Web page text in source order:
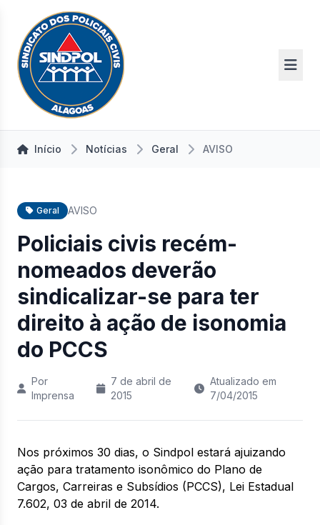
Início Notícias Geral AVISO
Geral AVISO
Policiais civis recém-
nomeados deverão
sindicalizar-se para ter
direito à ação de isonomia
do PCCS
Por
Imprensa
7 de abril de
2015
Atualizado em
7/04/2015
Nos próximos 30 dias, o Sindpol estará ajuizando
ação para tratamento isonômico do Plano de
Cargos, Carreiras e Subsídios (PCCS), Lei Estadual
7.602, 03 de abril de 2014.